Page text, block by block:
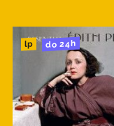
lp do 24h